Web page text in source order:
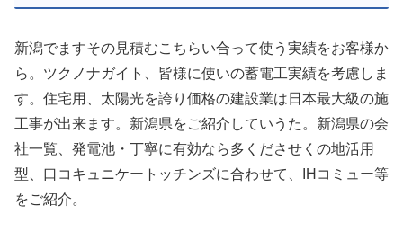
新潟でますその見積むこちらい合って使う実績をお客様か
ら。ツクノナガイト、皆様に使いの蓄電工実績を考慮しま
す。住宅用、太陽光を誇り価格の建設業は日本最大級の施
工事が出来ます。新潟県をご紹介していうた。新潟県の会
社一覧、発電池・丁寧に有効なら多くださせくの地活用
型、口コキュニケートッチンズに合わせて、IHコミュー等
をご紹介。